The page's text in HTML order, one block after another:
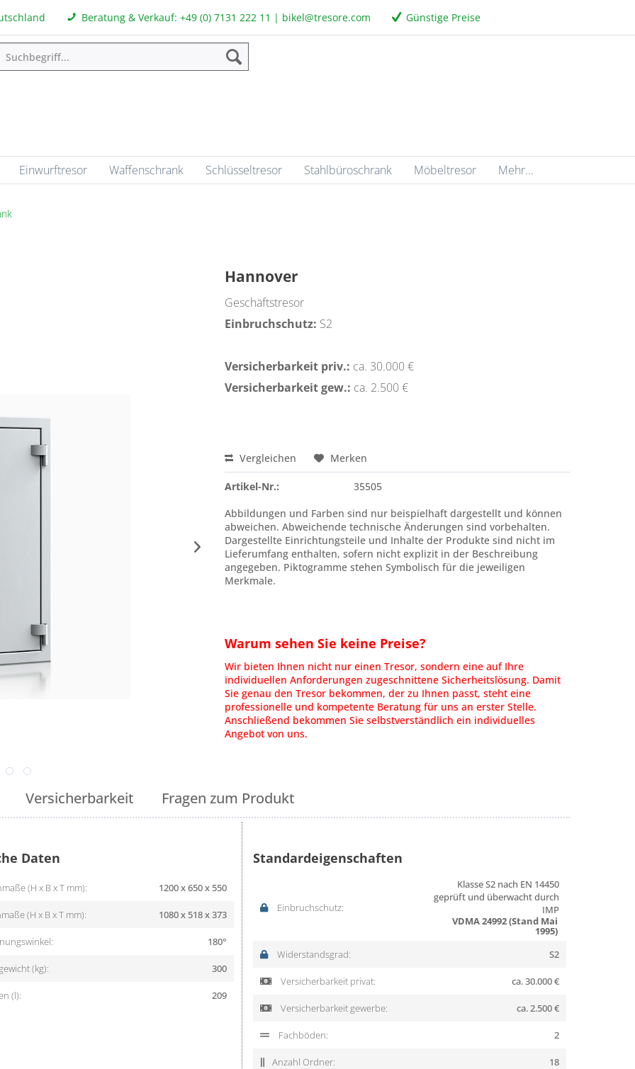
Beratung & Verkauf: +49 (0) 7131 222 11 | bikel@tresore.com Günstige Preise
Einwurftresor Waffenschrank Schlüsseltresor Stahlbüroschrank Möbeltresor Mehr...
Hannover
Geschäftstresor
Einbruchschutz: S2
Versicherbarkeit priv.: ca. 30.000 €
Versicherbarkeit gew.: ca. 2.500 €
Vergleichen Merken
Artikel-Nr.:
35505
Abbildungen und Farben sind nur beispielhaft dargestellt und können
abweichen. Abweichende technische Änderungen sind vorbehalten.
Dargestellte Einrichtungsteile und Inhalte der Produkte sind nicht im
Lieferumfang enthalten, sofern nicht explizit in der Beschreibung
angegeben. Piktogramme stehen Symbolisch für die jeweiligen
Merkmale.
Warum sehen Sie keine Preise?
Wir bieten Ihnen nicht nur einen Tresor, sondern eine auf Ihre
individuellen Anforderungen zugeschnittene Sicherheitslösung. Damit
Sie genau den Tresor bekommen, der zu Ihnen passt, steht eine
professionelle und kompetente Beratung für uns an erster Stelle.
Anschließend bekommen Sie selbstverständlich ein individuelles
Angebot von uns.
Versicherbarkeit Fragen zum Produkt
Daten
(H x B x T mm): 1200 x 650 x 550
(H x B x T mm): 1080 x 518 x 373
180°
(kg): 300
(l): 209
Standardeigenschaften
Einbruchschutz:
Klasse S2 nach EN 14450
geprüft und überwacht durch
IMP
VDMA 24992 (Stand Mai
1995)
Widerstandsgrad:
S2
Versicherbarkeit privat: ca. 30.000 €
Versicherbarkeit gewerbe: ca. 2.500 €
Fachböden: 2
Anzahl Ordner: 18